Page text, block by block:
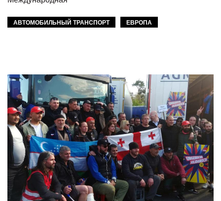
АВТОМОБИЛЬНЫЙ ТРАНСПОРТ ЕВРОПА